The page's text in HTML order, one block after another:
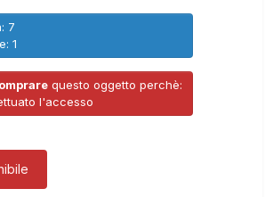
7
1
questo oggetto perchè:
l'accesso